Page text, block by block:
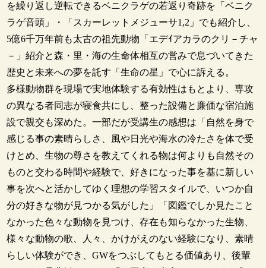
を繰り返し逆転できるベニクラゲの若返り奇跡を「ベニク
ラゲ音頭」・「スカーレットメジューサ1,2」でも紹介し、
5億6千万年前も太古の祖先動物「エデｲアカラのクリ－チャ
－」紹介と森・里・海の生命体相互の営みで息づいてきた
歴史と未来への夢を託す「生命の星」で心に訴える。
多様動物群を現場で実地体験する有効性はもとより、専攻
の異なる者同志が寝食共にし、整った設備と廉価な宿泊施
設で親交も深めた。一部だが受講生の感想は「自然を身で
感じる事の素晴らしさ、風や日光や海水の冷たさを体で受
けとめ、生物の尊さを教えてくれる物は何よりも自然その
ものと交わる時間や経験で、好きになった事を基に新しい
事を次へと活かしてゆく理想の学習スタイルで、いつか自
分の好きな物が見つかる気がした」「図鑑でしか見たこと
なかった色々な動物を見つけ、存在も知らなかった生物、
様々な動物の歌、人々、かけがえのない経験になり、素晴
らしい体験ができ、GWをつぶしてもとる価値あり、後輩